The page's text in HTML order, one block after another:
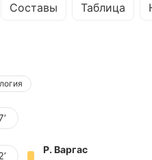
Составы Таблица
Р. Варгас